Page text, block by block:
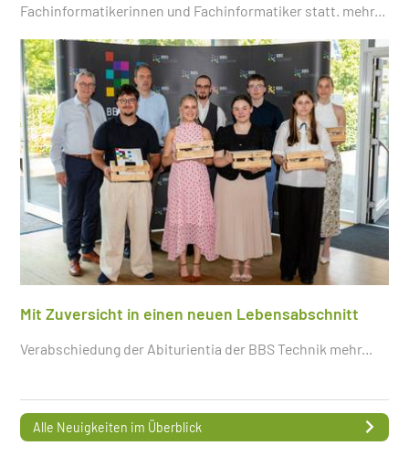
Fachinformatikerinnen und Fachinformatiker statt. mehr...
Mit Zuversicht in einen neuen Lebensabschnitt
Verabschiedung der Abiturientia der BBS Technik mehr...
Alle Neuigkeiten im Überblick